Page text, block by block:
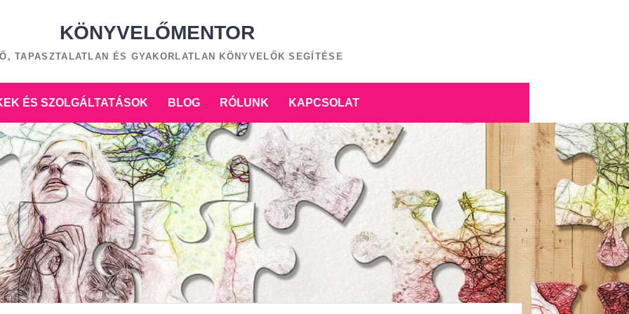
KÖNYVELŐMENTOR
TAPASZTALATLAN ÉS GYAKORLATLAN KÖNYVELŐK SEGÍTÉSE
ÉS SZOLGÁLTATÁSOK BLOG RÓLUNK KAPCSOLAT